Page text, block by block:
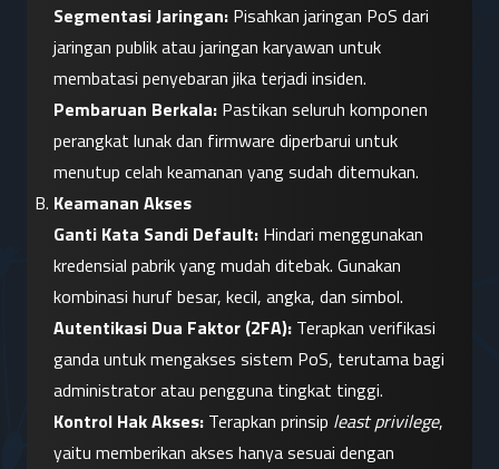
Segmentasi Jaringan: Pisahkan jaringan PoS dari
jaringan publik atau jaringan karyawan untuk
membatasi penyebaran jika terjadi insiden.
Pembaruan Berkala: Pastikan seluruh komponen
perangkat lunak dan firmware diperbarui untuk
menutup celah keamanan yang sudah ditemukan.
Keamanan Akses
Ganti Kata Sandi Default: Hindari menggunakan
kredensial pabrik yang mudah ditebak. Gunakan
kombinasi huruf besar, kecil, angka, dan simbol.
Autentikasi Dua Faktor (2FA): Terapkan verifikasi
ganda untuk mengakses sistem PoS, terutama bagi
administrator atau pengguna tingkat tinggi.
Kontrol Hak Akses: Terapkan prinsip least privilege,
yaitu memberikan akses hanya sesuai dengan